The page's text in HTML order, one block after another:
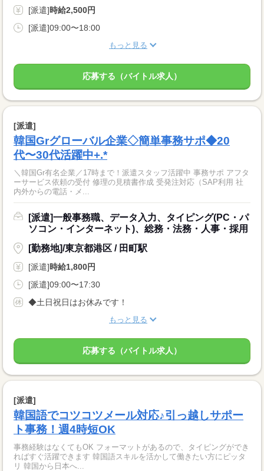
[派遣]時給2,500円
[派遣]09:00〜18:00
もっと見る
応募する（バイトル求人）
[派遣]
韓国Grグローバル企業◇簡単事務サポ◆20
代〜30代活躍中+.*
＼韓国Gr有名企業／17時まで！派遣スタッフ活躍中 事務サポ アフタ
ーサービス依頼の受付 修理の見積書作成 受発注対応（SAP利用 社
内外からの電話・メ...
[派遣]一般事務職、データ入力、タイピング(PC・パ
ソコン・インターネット)、総務・法務・人事・採用
[勤務地]/東京都港区 / 田町駅
[派遣]時給1,800円
[派遣]09:00〜17:30
◆土日祝日はお休みです！
もっと見る
応募する（バイトル求人）
[派遣]
韓国語でコツコツメール対応♪引っ越しサポー
ト事務！週4時短OK
事務経験はなくてもOK フォーマットがあるので、タイピングができ
ればすぐ活躍できます 韓国語スキルを活かして働きたい方にピッタ
リ 韓国から日本へ...